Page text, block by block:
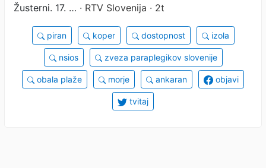
Žusterni. 17. … · RTV Slovenija · 2t
piran koper dostopnost izola
nsios zveza paraplegikov slovenije
obala plaže morje ankaran objavi
tvitaj